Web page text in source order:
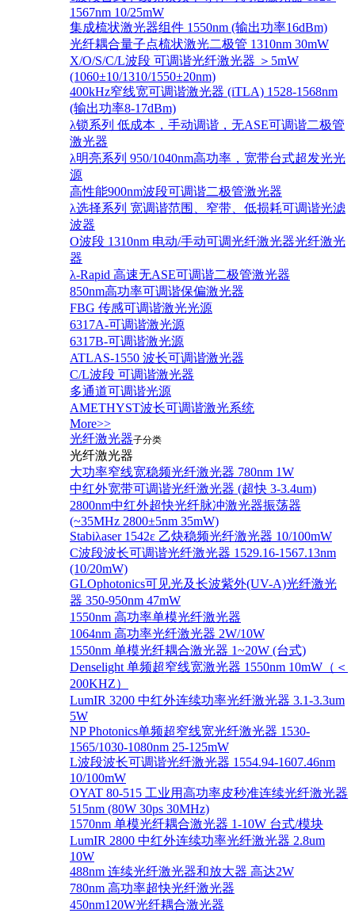
1567nm 10/25mW
集成梳状激光器组件 1550nm (输出功率16dBm)
光纤耦合量子点梳状激光二极管 1310nm 30mW
X/O/S/C/L波段 可调谐光纤激光器 ＞5mW
(1060±10/1310/1550±20nm)
400kHz窄线宽可调谐激光器 (iTLA) 1528-1568nm
(输出功率8-17dBm)
λ锁系列 低成本，手动调谐，无ASE可调谐二极管
激光器
λ明亮系列 950/1040nm高功率，宽带台式超发光光
源
高性能900nm波段可调谐二极管激光器
λ选择系列 宽调谐范围、窄带、低损耗可调谐光滤
波器
O波段 1310nm 电动/手动可调光纤激光器光纤激光
器
λ-Rapid 高速无ASE可调谐二极管激光器
850nm高功率可调谐保偏激光器
FBG 传感可调谐激光光源
6317A-可调谐激光源
6317B-可调谐激光源
ATLAS-1550 波长可调谐激光器
C/L波段 可调谐激光器
多通道可调谐光源
AMETHYST波长可调谐激光系统
More>>
光纤激光器子分类
光纤激光器
大功率窄线宽稳频光纤激光器 780nm 1W
中红外宽带可调谐光纤激光器 (超快 3-3.4um)
2800nm中红外超快光纤脉冲激光器振荡器
(~35MHz 2800±5nm 35mW)
Stabiλaser 1542ε 乙炔稳频光纤激光器 10/100mW
C波段波长可调谐光纤激光器 1529.16-1567.13nm
(10/20mW)
GLOphotonics可见光及长波紫外(UV-A)光纤激光
器 350-950nm 47mW
1550nm 高功率单模光纤激光器
1064nm 高功率光纤激光器 2W/10W
1550nm 单模光纤耦合激光器 1~20W (台式)
Denselight 单频超窄线宽激光器 1550nm 10mW（＜
200KHZ）
LumIR 3200 中红外连续功率光纤激光器 3.1-3.3um
5W
NP Photonics单频超窄线宽光纤激光器 1530-
1565/1030-1080nm 25-125mW
L波段波长可调谐光纤激光器 1554.94-1607.46nm
10/100mW
OYAT 80-515 工业用高功率皮秒准连续光纤激光器
515nm (80W 30ps 30MHz)
1570nm 单模光纤耦合激光器 1-10W 台式/模块
LumIR 2800 中红外连续功率光纤激光器 2.8um
10W
488nm 连续光纤激光器和放大器 高达2W
780nm 高功率超快光纤激光器
450nm120W光纤耦合激光器